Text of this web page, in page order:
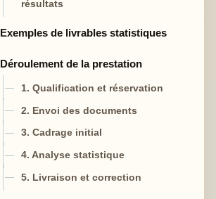
résultats
Exemples de livrables statistiques
Déroulement de la prestation
1. Qualification et réservation
2. Envoi des documents
3. Cadrage initial
4. Analyse statistique
5. Livraison et correction